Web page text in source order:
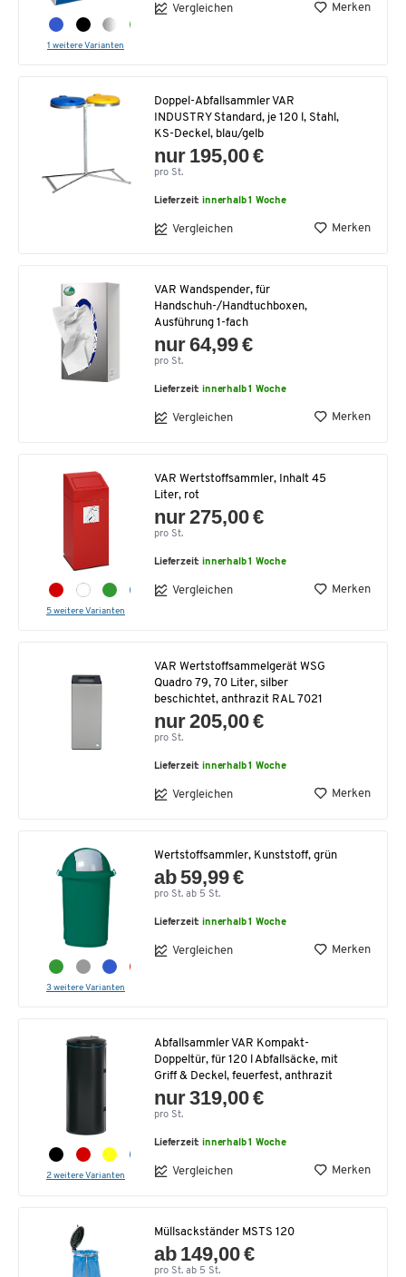
1 weitere Varianten
Vergleichen Merken
Doppel-Abfallsammler VAR
INDUSTRY Standard, je 120 l, Stahl,
KS-Deckel, blau/gelb
nur 195,00 €
pro St.
Lieferzeit:innerhalb 1 Woche
Vergleichen Merken
VAR Wandspender, für
Handschuh-/Handtuchboxen,
Ausführung 1-fach
nur 64,99 €
pro St.
Lieferzeit:innerhalb 1 Woche
Vergleichen Merken
5 weitere Varianten
VAR Wertstoffsammler, Inhalt 45
Liter, rot
nur 275,00 €
pro St.
Lieferzeit:innerhalb 1 Woche
Vergleichen Merken
VAR Wertstoffsammelgerät WSG
Quadro 79, 70 Liter, silber
beschichtet, anthrazit RAL 7021
nur 205,00 €
pro St.
Lieferzeit:innerhalb 1 Woche
Vergleichen Merken
3 weitere Varianten
Wertstoffsammler, Kunststoff, grün
ab 59,99 €
pro St. ab 5 St.
Lieferzeit:innerhalb 1 Woche
Vergleichen Merken
2 weitere Varianten
Abfallsammler VAR Kompakt-
Doppeltür, für 120 l Abfallsäcke, mit
Griff & Deckel, feuerfest, anthrazit
nur 319,00 €
pro St.
Lieferzeit:innerhalb 1 Woche
Vergleichen Merken
Müllsackständer MSTS 120
ab 149,00 €
pro St. ab 5 St.